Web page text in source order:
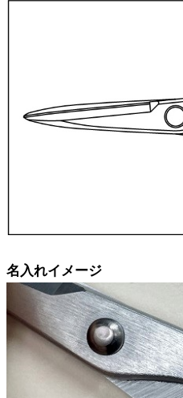
名入れイメージ